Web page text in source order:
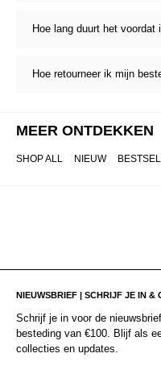
Hoe lang duurt het
Hoe retourneer ik mijn
MEER ONTDEKKEN
SHOP ALL NIEUW
NIEUWSBRIEF | SCHRIJF JE IN &
Schrijf je in voor de
besteding van €100. Blijf als
collecties en updates.